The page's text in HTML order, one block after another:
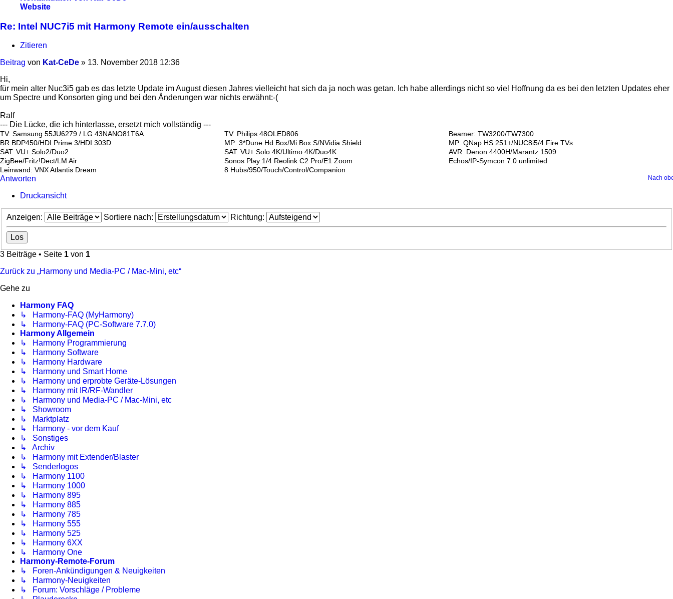
Website
Re: Intel NUC7i5 mit Harmony Remote ein/ausschalten
Zitieren
Beitrag von Kat-CeDe » 13. November 2018 12:36
Hi,
für mein alter Nuc3i5 gab es das letzte Update im August diesen Jahres vielleicht hat sich da ja noch was getan. Ich habe allerdings nicht so viel Hoffnung da es bei den letzten Updates eher
um Spectre und Konsorten ging und bei den Änderungen war nichts erwähnt:-(
Ralf
--- Die Lücke, die ich hinterlasse, ersetzt mich vollständig ---
TV: Samsung 55JU6279 / LG 43NANO81T6A TV: Philips 48OLED806
Beamer: TW3200/TW7300
BR:BDP450/HDI Prime 3/HDI 303D
MP: 3*Dune Hd Box/Mi Box S/NVidia Shield
MP: QNap HS 251+/NUC8i5/4 Fire TVs
SAT: VU+ Solo2/Duo2
SAT: VU+ Solo 4K/Ultimo 4K/Duo4K
AVR: Denon 4400H/Marantz 1509
ZigBee/Fritz!Dect/LM Air
Sonos Play:1/4 Reolink C2 Pro/E1 Zoom
Echos/IP-Symcon 7.0 unlimited
Leinwand: VNX Atlantis Dream
8 Hubs/950/Touch/Control/Companion
Nach
Antworten
Druckansicht
Anzeigen: Sortiere nach: Richtung:
3 Beiträge • Seite 1 von 1
Zurück zu „Harmony und Media-PC / Mac-Mini, etc“
Gehe zu
Harmony FAQ
↳ Harmony-FAQ (MyHarmony)
↳ Harmony-FAQ (PC-Software 7.7.0)
Harmony Allgemein
↳ Harmony Programmierung
↳ Harmony Software
↳ Harmony Hardware
↳ Harmony und Smart Home
↳ Harmony und erprobte Geräte-Lösungen
↳ Harmony mit IR/RF-Wandler
↳ Harmony und Media-PC / Mac-Mini, etc
↳ Showroom
↳ Marktplatz
↳ Harmony - vor dem Kauf
↳ Sonstiges
↳ Archiv
↳ Harmony mit Extender/Blaster
↳ Senderlogos
↳ Harmony 1100
↳ Harmony 1000
↳ Harmony 895
↳ Harmony 885
↳ Harmony 785
↳ Harmony 555
↳ Harmony 525
↳ Harmony 6XX
↳ Harmony One
Harmony-Remote-Forum
↳ Foren-Ankündigungen & Neuigkeiten
↳ Harmony-Neuigkeiten
↳ Forum: Vorschläge / Probleme